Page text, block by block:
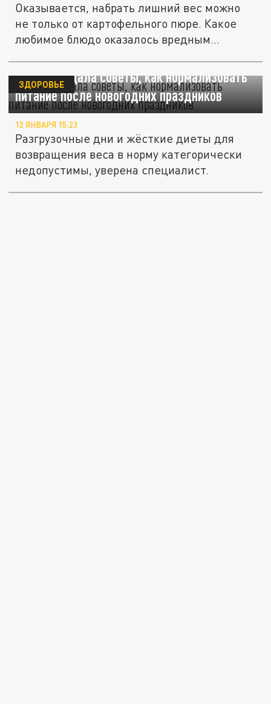
Оказывается, набрать лишний вес можно
не только от картофельного пюре. Какое
любимое блюдо оказалось вредным...
Диетолог дала советы, как нормализовать
питание после новогодних праздников
ЗДОРОВЬЕ
12 ЯНВАРЯ 15:23
Разгрузочные дни и жёсткие диеты для
возвращения веса в норму категорически
недопустимы, уверена специалист.